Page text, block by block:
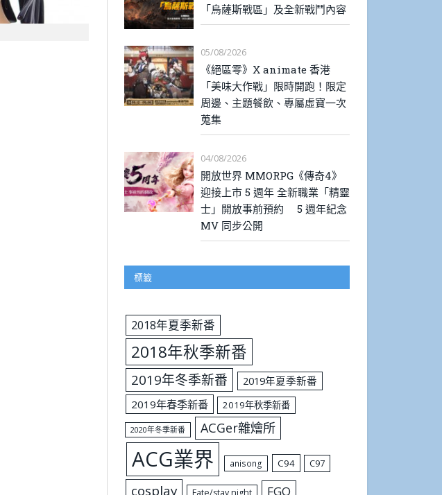
「烏薩斯戰區」及全新戰鬥內容
05/08/2026
《絕區零》X animate 香港
「美味大作戰」限時開跑！限定
周邊、主題餐飲、專屬虛寶一次
蒐集
04/08/2026
開放世界 MMORPG《傳奇4》
迎接上市 5 週年 全新職業「精靈
士」開放事前預約 5 週年紀念
MV 同步公開
標籤
2018年夏季新番
2018年秋季新番
2019年冬季新番
2019年夏季新番
2019年春季新番
2019年秋季新番
2020年冬季新番 ACGer雜燴所
ACG業界 anisong C94 C97
cosplay FGO